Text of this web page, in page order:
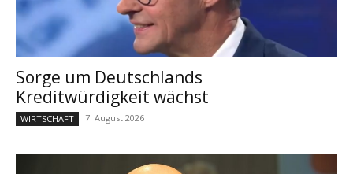
Sorge um Deutschlands
Kreditwürdigkeit wächst
WIRTSCHAFT 7. August 2026